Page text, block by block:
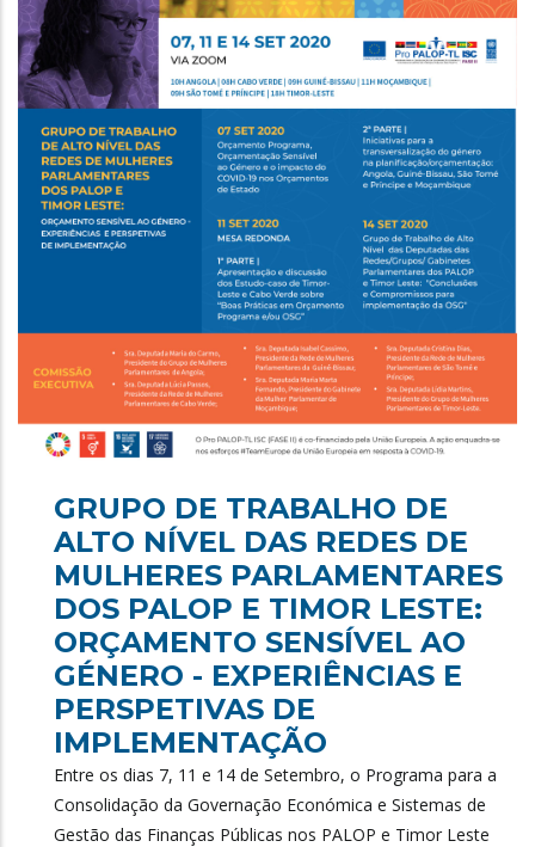
GRUPO DE TRABALHO DE
ALTO NÍVEL DAS REDES DE
MULHERES PARLAMENTARES
DOS PALOP E TIMOR LESTE:
ORÇAMENTO SENSÍVEL AO
GÉNERO - EXPERIÊNCIAS E
PERSPETIVAS DE
IMPLEMENTAÇÃO
Entre os dias 7, 11 e 14 de Setembro, o Programa para a
Consolidação da Governação Económica e Sistemas de
Gestão das Finanças Públicas nos PALOP e Timor Leste